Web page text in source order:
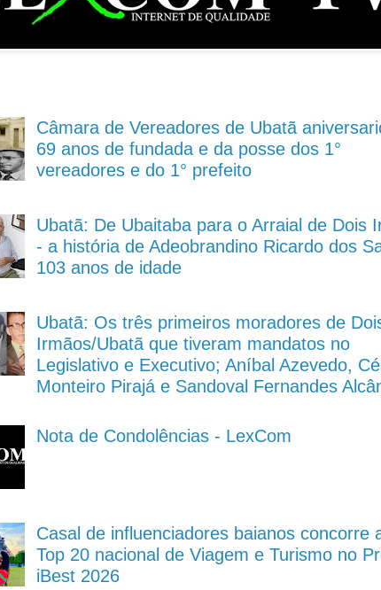
Câmara de Vereadores de Ubatã
69 anos de fundada e da posse dos 1°
vereadores e do 1° prefeito
Ubatã: De Ubaitaba para o Arraial de Dois
- a história de Adeobrandino Ricardo dos
103 anos de idade
Ubatã: Os três primeiros moradores de
Irmãos/Ubatã que tiveram mandatos no
Legislativo e Executivo; Aníbal Azevedo,
Monteiro Pirajá e Sandoval Fernandes
Nota de Condolências - LexCom
Casal de influenciadores baianos concorre
Top 20 nacional de Viagem e Turismo no
iBest 2026